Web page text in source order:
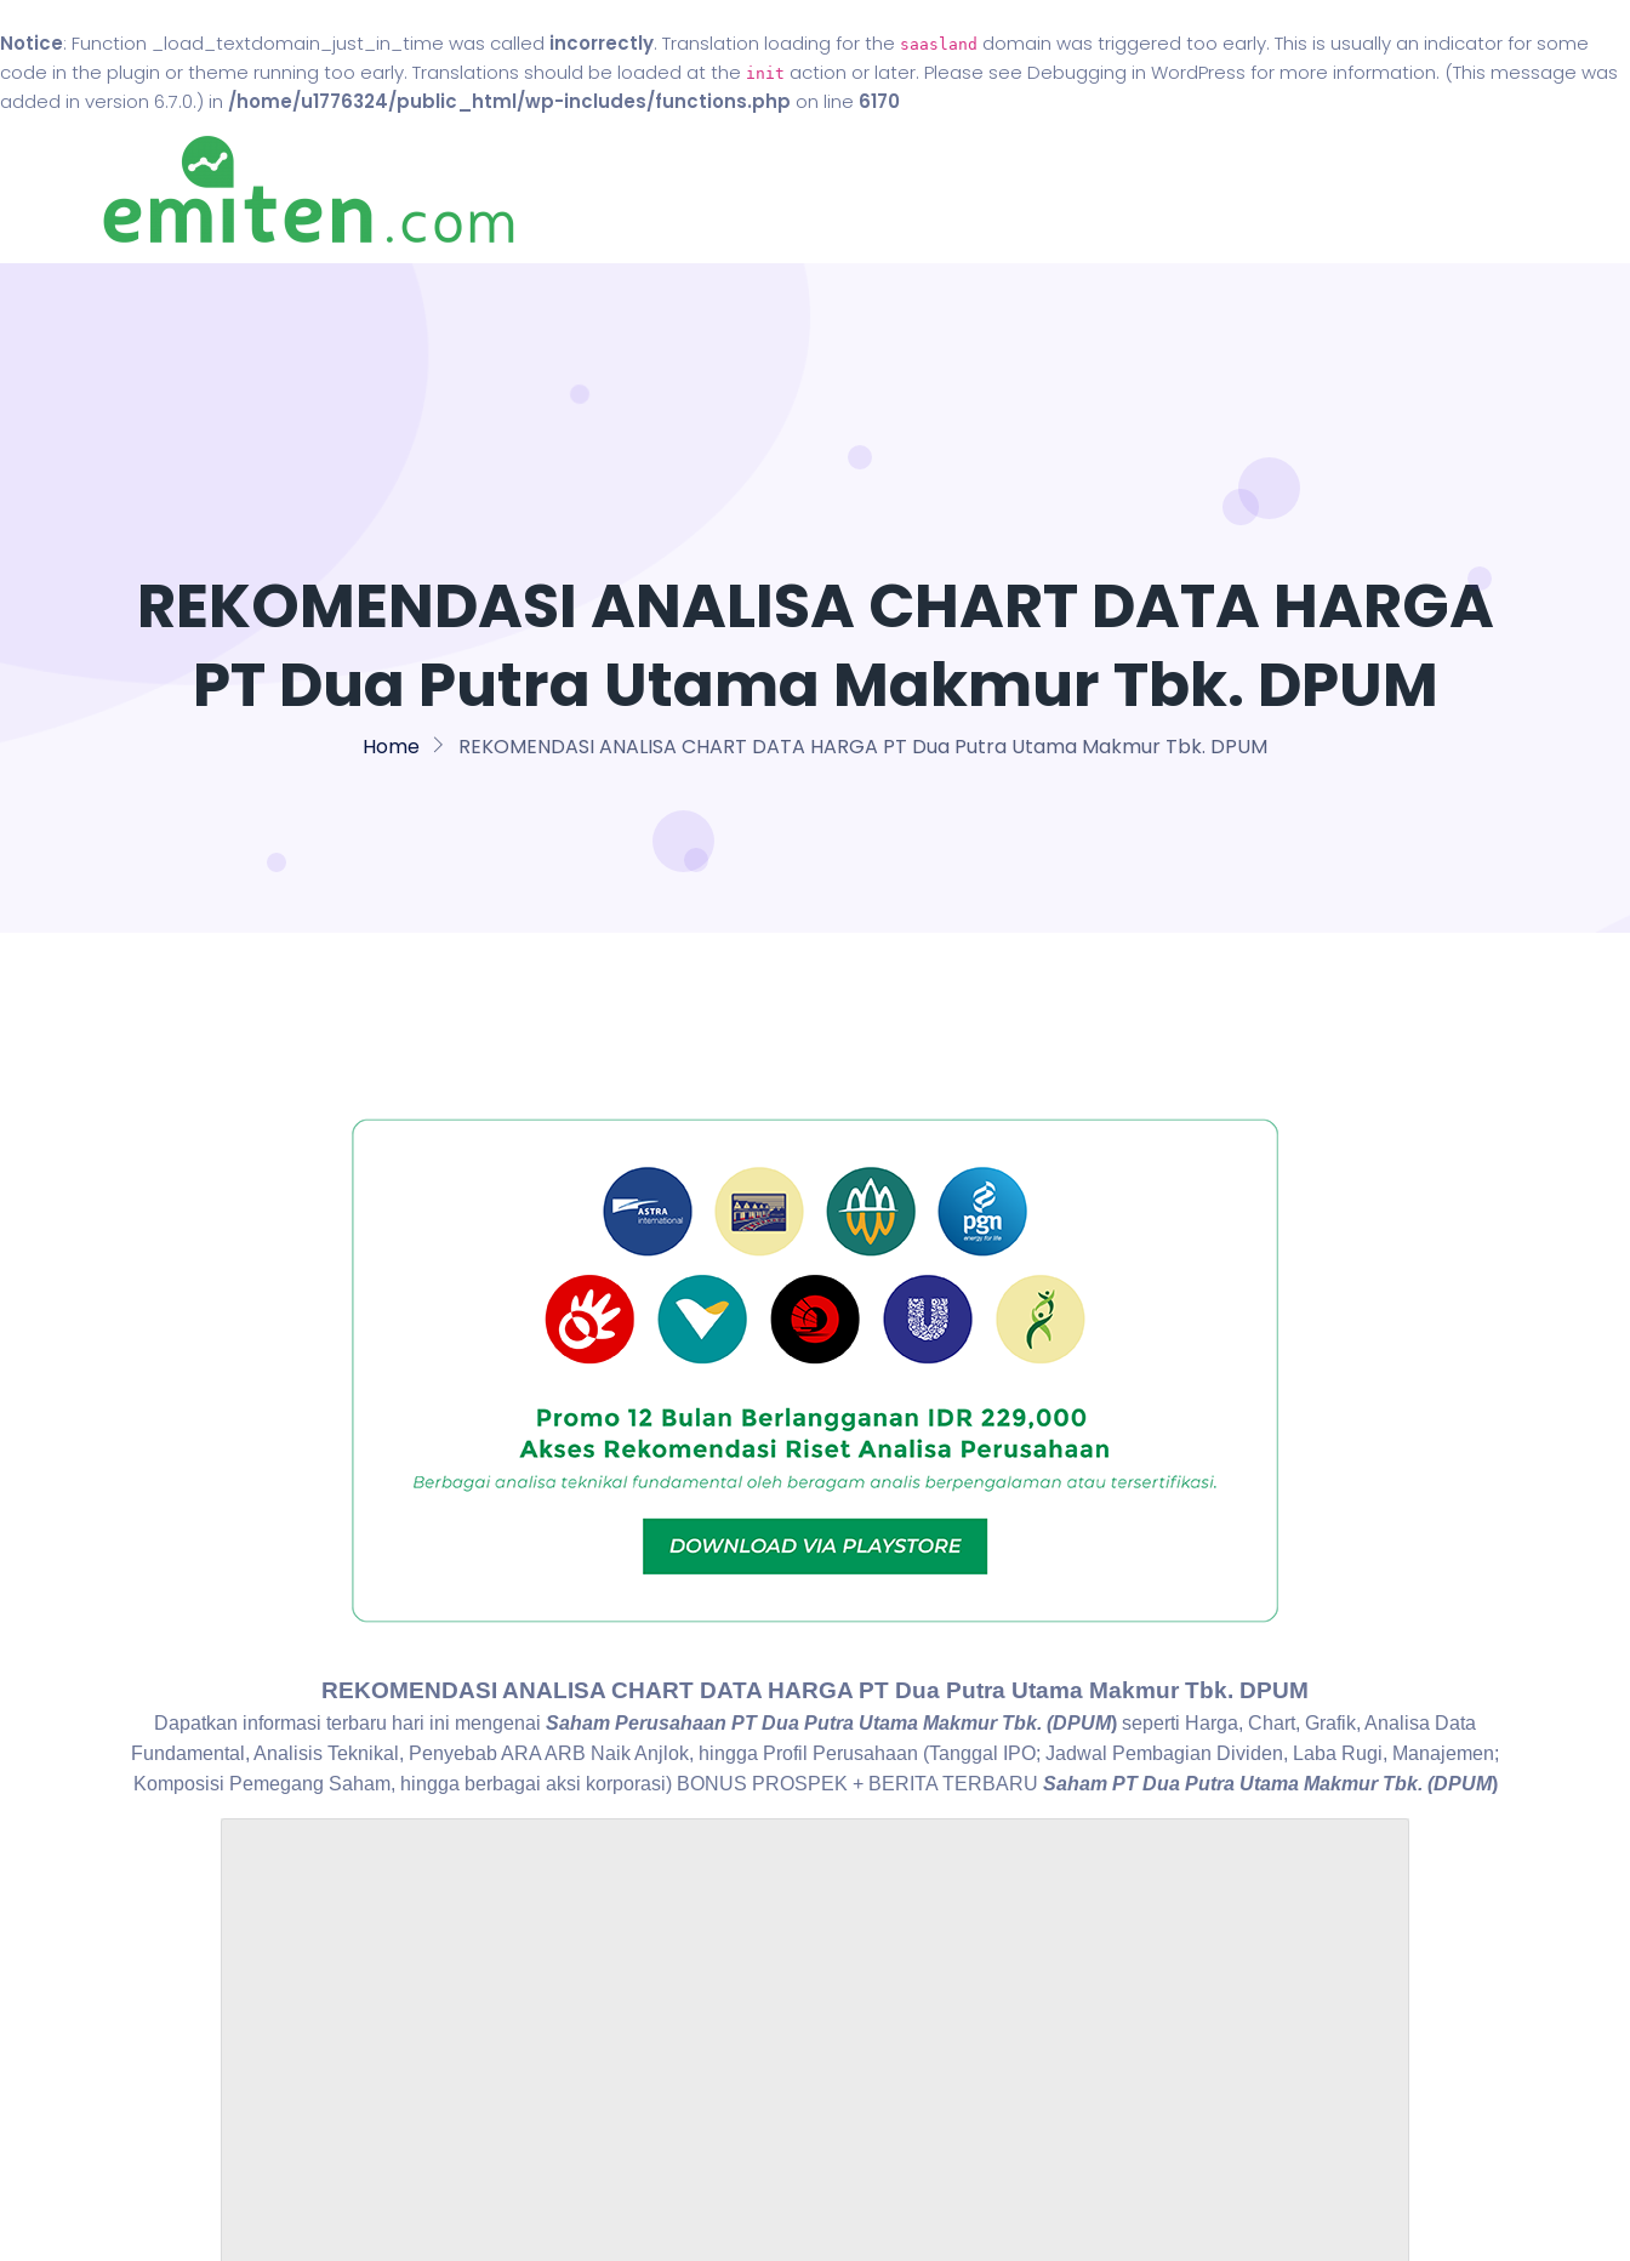
Notice: Function _load_textdomain_just_in_time was called incorrectly. Translation loading for the saasland domain was triggered too early. This is usually an indicator for some
code in the plugin or theme running too early. Translations should be loaded at the init action or later. Please see Debugging in WordPress for more information. (This message was
added in version 6.7.0.) in /home/u1776324/public_html/wp-includes/functions.php on line 6170
REKOMENDASI ANALISA CHART DATA HARGA
PT Dua Putra Utama Makmur Tbk. DPUM
Home REKOMENDASI ANALISA CHART DATA HARGA PT Dua Putra Utama Makmur Tbk. DPUM
REKOMENDASI ANALISA CHART DATA HARGA PT Dua Putra Utama Makmur Tbk. DPUM
Dapatkan informasi terbaru hari ini mengenai Saham Perusahaan PT Dua Putra Utama Makmur Tbk. (DPUM) seperti Harga, Chart, Grafik, Analisa Data
Fundamental, Analisis Teknikal, Penyebab ARA ARB Naik Anjlok, hingga Profil Perusahaan (Tanggal IPO; Jadwal Pembagian Dividen, Laba Rugi, Manajemen;
Komposisi Pemegang Saham, hingga berbagai aksi korporasi) BONUS PROSPEK + BERITA TERBARU Saham PT Dua Putra Utama Makmur Tbk. (DPUM)